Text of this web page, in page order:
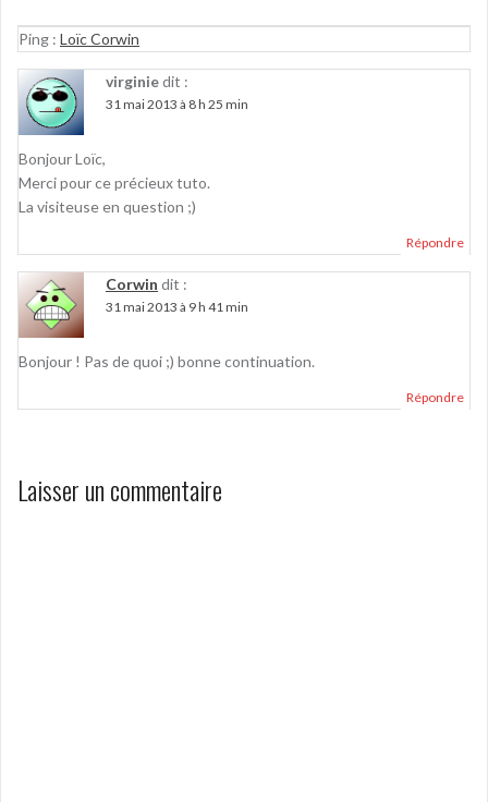
Ping : Loïc Corwin
virginiedit :
31 mai 2013 à 8 h 25 min
Bonjour Loïc,
Merci pour ce précieux tuto.
La visiteuse en question ;)
Répondre
Corwin dit :
31 mai 2013 à 9 h 41 min
Bonjour ! Pas de quoi ;) bonne continuation.
Répondre
Laisser un commentaire